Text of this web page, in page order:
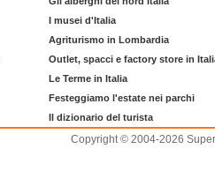
I musei d'Italia
Agriturismo in Lombardia
Outlet, spacci e factory store in
Le Terme in Italia
Festeggiamo l'estate nei parchi
Il dizionario del turista
Copyright © 2004-2026